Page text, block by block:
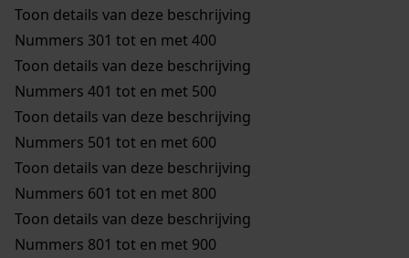
Toon details van deze beschrijving
Nummers 301 tot en met 400
Toon details van deze beschrijving
Nummers 401 tot en met 500
Toon details van deze beschrijving
Nummers 501 tot en met 600
Toon details van deze beschrijving
Nummers 601 tot en met 800
Toon details van deze beschrijving
Nummers 801 tot en met 900